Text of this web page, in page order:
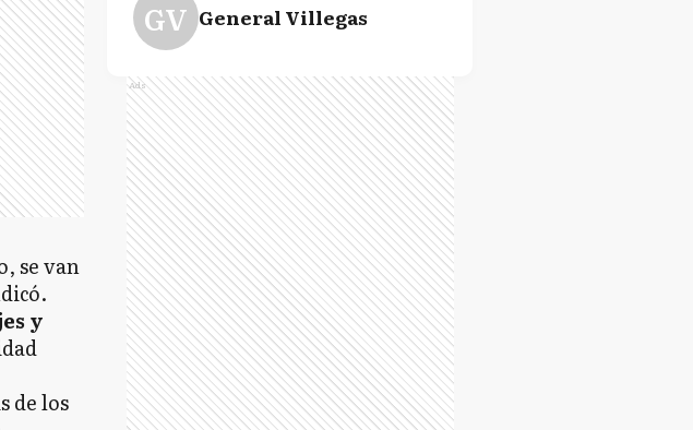
se van
y
de los
GV General Villegas
Ads